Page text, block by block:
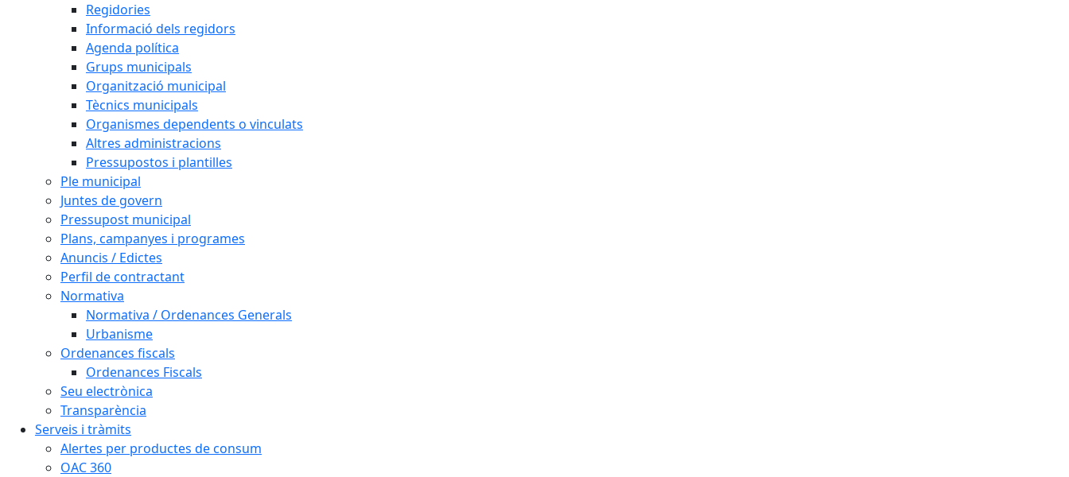
Regidories
Informació dels regidors
Agenda política
Grups municipals
Organització municipal
Tècnics municipals
Organismes dependents o vinculats
Altres administracions
Pressupostos i plantilles
Ple municipal
Juntes de govern
Pressupost municipal
Plans, campanyes i programes
Anuncis / Edictes
Perfil de contractant
Normativa
Normativa / Ordenances Generals
Urbanisme
Ordenances fiscals
Ordenances Fiscals
Seu electrònica
Transparència
Serveis i tràmits
Alertes per productes de consum
OAC 360